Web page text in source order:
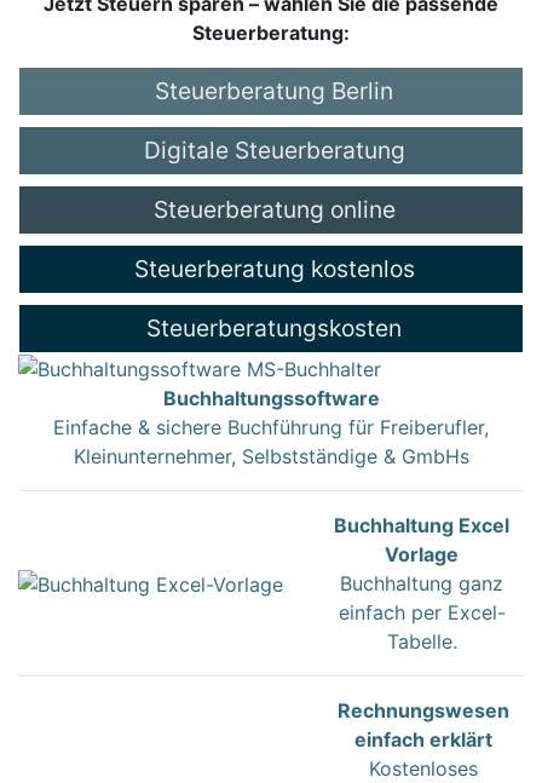
Steuerberatung:
Steuerberatung Berlin
Digitale Steuerberatung
Steuerberatung online
Steuerberatung kostenlos
Steuerberatungskosten
Buchhaltungssoftware
Einfache & sichere Buchführung für Freiberufler,
Kleinunternehmer, Selbstständige & GmbHs
Buchhaltung Excel
Vorlage
Buchhaltung ganz
einfach per Excel-
Tabelle.
Rechnungswesen
einfach erklärt
Kostenloses